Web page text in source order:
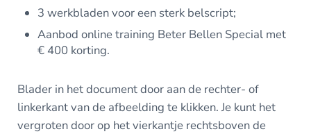
3 werkbladen voor een sterk belscript;
Aanbod online training Beter Bellen Special met
€ 400 korting.
Blader in het document door aan de rechter- of
linkerkant van de afbeelding te klikken. Je kunt het
vergroten door op het vierkantje rechtsboven de